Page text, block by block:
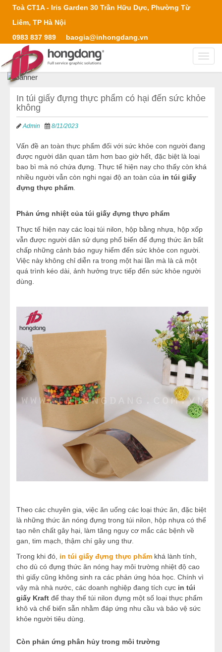
Toà CT1A - Iris Garden 30 Trần Hữu Dực, Phường Từ
Liêm, TP Hà Nội
0983 837 989
baogia@inhongdang.vn
In túi giấy đựng thực phẩm có hại đến sức khỏe
không
Admin 8/11/2023
Vấn đề an toàn thực phẩm đối với sức khỏe con người đang
được người dân quan tâm hơn bao giờ hết, đặc biệt là loại
bao bì mà nó chứa đựng. Thực tế hiện nay cho thấy còn khá
nhiều người vẫn còn nghi ngại độ an toàn của in túi giấy
đựng thực phẩm
Phản ứng nhiệt của túi giấy đựng thực phẩm
Thực tế hiện nay các loại túi nilon, hộp bằng nhựa, hộp xốp
vẫn được người dân sử dụng phổ biến để đựng thức ăn bất
chấp những cảnh báo nguy hiểm đến sức khỏe con người.
Việc này không chỉ diễn ra trong một hai lần mà là cả một
quá trình kéo dài, ảnh hưởng trực tiếp đến sức khỏe người
dùng.
Theo các chuyên gia, việc ăn uống các loại thức ăn, đặc biệt
là những thức ăn nóng đựng trong túi nilon, hộp nhựa có thể
tạo nên chất gây hại, làm tăng nguy cơ mắc các bệnh về
gan, tim mạch, thậm chí gây ung thư.
Trong khi đó, in túi giấy đựng thực phẩm khá lành tính,
cho dù có đựng thức ăn nóng hay môi trường nhiệt độ cao
thì giấy cũng không sinh ra các phản ứng hóa học. Chính vì
vậy mà nhà nước, các doanh nghiệp đang tích cực in túi
giấy Kraft để thay thế túi nilon đựng một số loại thực phẩm
khô và chế biến sẵn nhằm đáp ứng nhu cầu và bảo vệ sức
khỏe người tiêu dùng.
Còn phản ứng phân hủy trong môi trường